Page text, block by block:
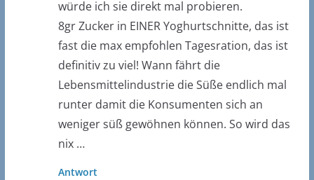
würde ich sie direkt mal probieren.
8gr Zucker in EINER Yoghurtschnitte, das ist
fast die max empfohlen Tagesration, das ist
definitiv zu viel! Wann fährt die
Lebensmittelindustrie die Süße endlich mal
runter damit die Konsumenten sich an
weniger süß gewöhnen können. So wird das
nix …
Antwort